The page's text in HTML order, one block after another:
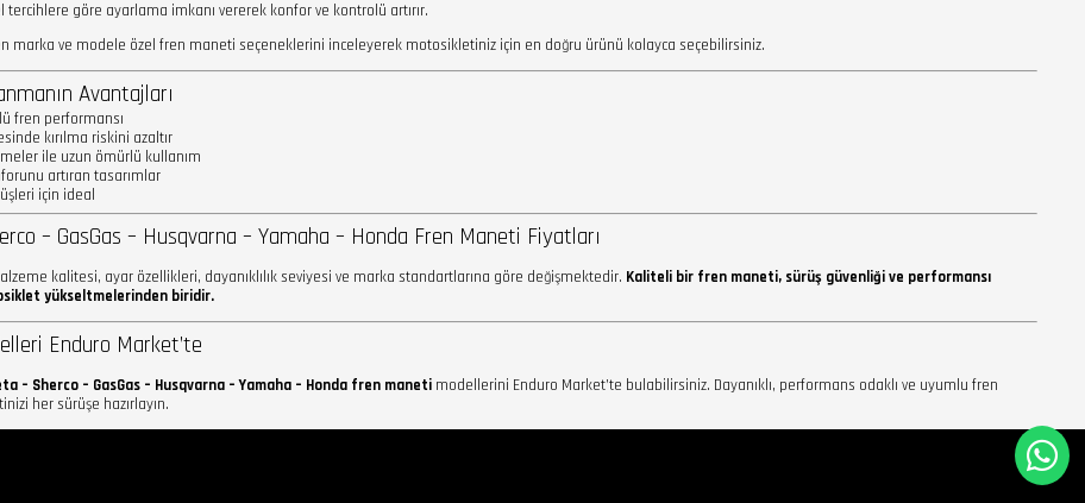
tercihlere göre ayarlama imkanı vererek konfor ve kontrolü artırır.
marka ve modele özel fren maneti seçeneklerini inceleyerek motosikletiniz için en doğru ürünü kolayca seçebilirsiniz.
Avantajları
fren performansı
kırılma riskini azaltır
ile uzun ömürlü kullanım
artıran tasarımlar
için ideal
– GasGas – Husqvarna – Yamaha – Honda Fren Maneti Fiyatları
kalitesi, ayar özellikleri, dayanıklılık seviyesi ve marka standartlarına göre değişmektedir. Kaliteli bir fren maneti, sürüş güvenliği ve performansı
yükseltmelerinden biridir.
Enduro Market’te
– Sherco – GasGas – Husqvarna – Yamaha – Honda fren maneti modellerini Enduro Market’te bulabilirsiniz. Dayanıklı, performans odaklı ve uyumlu fren
her sürüşe hazırlayın.